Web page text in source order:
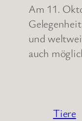
Am 11.
und
auch
Tiere